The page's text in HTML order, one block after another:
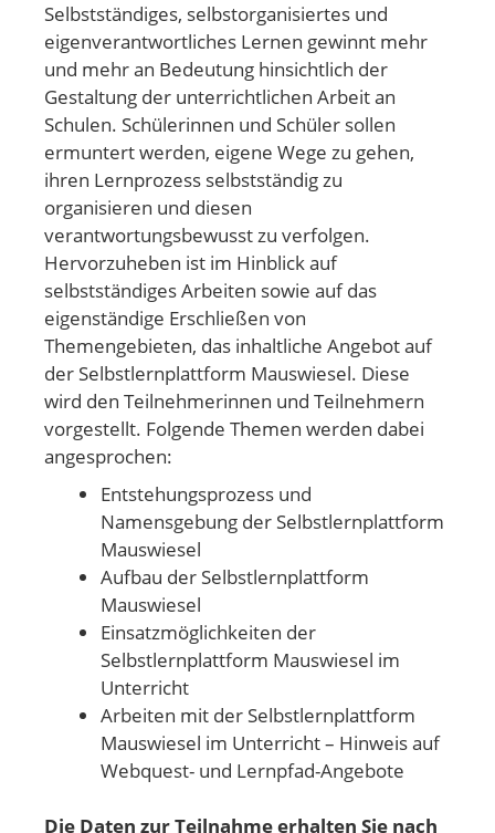
Selbstständiges, selbstorganisiertes und
eigenverantwortliches Lernen gewinnt mehr
und mehr an Bedeutung hinsichtlich der
Gestaltung der unterrichtlichen Arbeit an
Schulen. Schülerinnen und Schüler sollen
ermuntert werden, eigene Wege zu gehen,
ihren Lernprozess selbstständig zu
organisieren und diesen
verantwortungsbewusst zu verfolgen.
Hervorzuheben ist im Hinblick auf
selbstständiges Arbeiten sowie auf das
eigenständige Erschließen von
Themengebieten, das inhaltliche Angebot auf
der Selbstlernplattform Mauswiesel. Diese
wird den Teilnehmerinnen und Teilnehmern
vorgestellt. Folgende Themen werden dabei
angesprochen:
Entstehungsprozess und
Namensgebung der Selbstlernplattform
Mauswiesel
Aufbau der Selbstlernplattform
Mauswiesel
Einsatzmöglichkeiten der
Selbstlernplattform Mauswiesel im
Unterricht
Arbeiten mit der Selbstlernplattform
Mauswiesel im Unterricht – Hinweis auf
Webquest- und Lernpfad-Angebote
Die Daten zur Teilnahme erhalten Sie nach